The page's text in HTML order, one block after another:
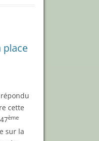
place
répondu
cette
ème
sur la